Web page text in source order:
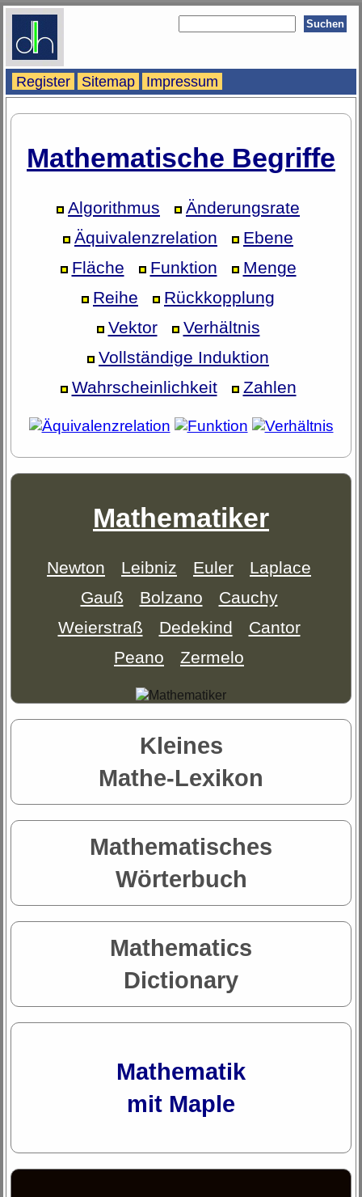
Register Sitemap Impressum
Mathematische Begriffe
Algorithmus
Änderungsrate
Äquivalenzrelation
Ebene
Fläche
Funktion
Menge
Reihe
Rückkopplung
Vektor
Verhältnis
Vollständige Induktion
Wahrscheinlichkeit
Zahlen
Mathematiker
Newton Leibniz Euler
Laplace
Gauß
Bolzano
Cauchy
Weierstraß
Dedekind
Cantor
Peano
Zermelo
Kleines
Mathe-Lexikon
Mathematisches
Wörterbuch
Mathematics
Dictionary
Mathematik
mit Maple